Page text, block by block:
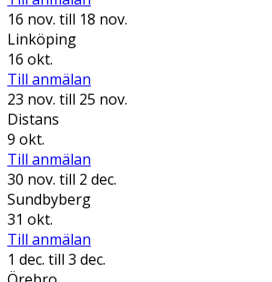
16 nov. till 18 nov.
Linköping
16 okt.
Till anmälan
23 nov. till 25 nov.
Distans
9 okt.
Till anmälan
30 nov. till 2 dec.
Sundbyberg
31 okt.
Till anmälan
1 dec. till 3 dec.